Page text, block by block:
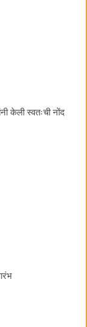
केली स्वतःची नोंद